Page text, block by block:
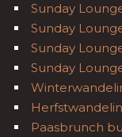
Sunday
Sunday
Sunday
Sunday
Paasbrunch